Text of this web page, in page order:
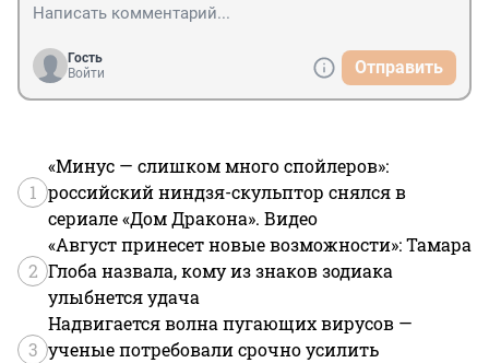
Гость
Войти
Отправить
1
«Минус — слишком много спойлеров»:
российский ниндзя-скульптор снялся в
сериале «Дом Дракона». Видео
2
«Август принесет новые возможности»: Тамара
Глоба назвала, кому из знаков зодиака
улыбнется удача
3
Надвигается волна пугающих вирусов —
ученые потребовали срочно усилить